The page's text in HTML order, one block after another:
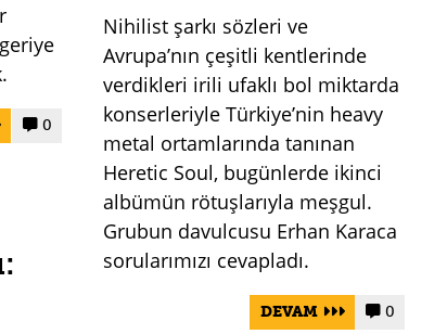
0
Nihilist şarkı sözleri ve
Avrupa’nın çeşitli kentlerinde
verdikleri irili ufaklı bol miktarda
konserleriyle Türkiye’nin heavy
metal ortamlarında tanınan
Heretic Soul, bugünlerde ikinci
albümün rötuşlarıyla meşgul.
Grubun davulcusu Erhan Karaca
sorularımızı cevapladı.
DEVAM   0